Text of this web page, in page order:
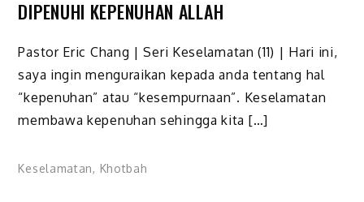
DIPENUHI KEPENUHAN ALLAH
Pastor Eric Chang | Seri Keselamatan (11) | Hari ini,
saya ingin menguraikan kepada anda tentang hal
“kepenuhan” atau “kesempurnaan”. Keselamatan
membawa kepenuhan sehingga kita […]
Keselamatan, Khotbah